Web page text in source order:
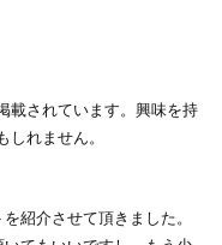
載されています。興味を持
れません。
紹介させて頂きました。